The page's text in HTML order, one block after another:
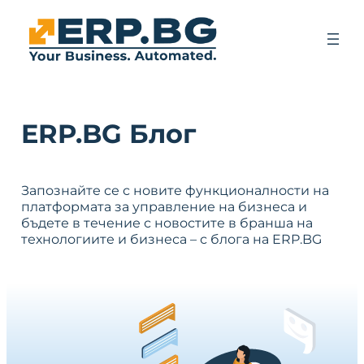
ERP.BG Блог
Запознайте се с новите функционалности на
платформата за управление на бизнеса и
бъдете в течение с новостите в бранша на
технологиите и бизнеса – с блога на ERP.BG